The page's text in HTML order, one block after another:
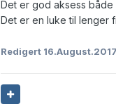
Det er god aksess
Det er en luke til lenger
Redigert 16.August.2017